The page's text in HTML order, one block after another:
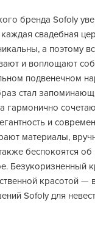
бренда Sofoly
свадебная
а поэтому
и воплощают
подвенечном
стал
гармонично
и
материалы,
беспокоятся
Безукоризненный
красотой —
Sofoly для